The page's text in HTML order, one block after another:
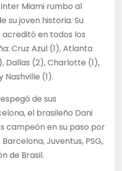
Miami rumbo al
su joven historia. Su
en todos los
Cruz Azul (1), Atlanta
Dallas (2), Charlotte (1),
Nashville (1).
de sus
el brasileño Dani
campeón en su paso por
Juventus, PSG,
de Brasil.